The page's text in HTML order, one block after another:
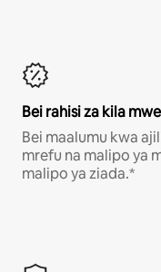
Bei rahisi za kila
Bei maalumu kwa
mrefu na malipo ya
malipo ya ziada.*